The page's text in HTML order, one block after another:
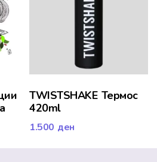
TWISTSHAKE Термос
420ml
1.500 ден